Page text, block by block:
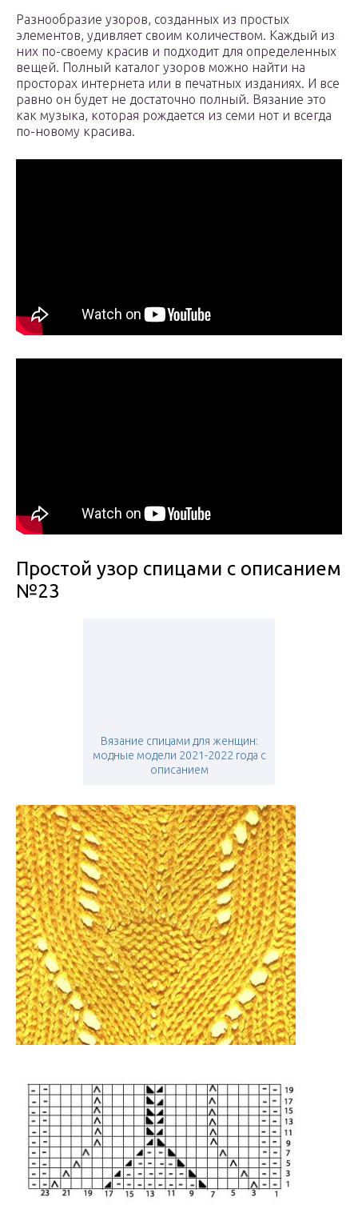
Разнообразие узоров, созданных из простых
элементов, удивляет своим количеством. Каждый из
них по-своему красив и подходит для определенных
вещей. Полный каталог узоров можно найти на
просторах интернета или в печатных изданиях. И все
равно он будет не достаточно полный. Вязание это
как музыка, которая рождается из семи нот и всегда
по-новому красива.
Простой узор спицами с описанием
№23
Вязание спицами для женщин:
модные модели 2021-2022 года с
описанием